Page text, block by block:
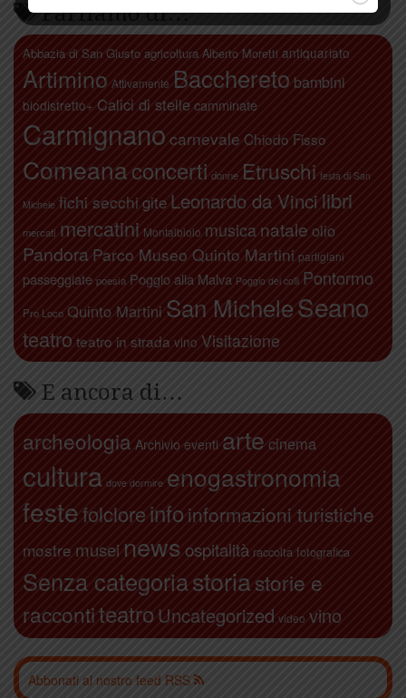
Parliamo di…
Abbazia di San Giusto agricoltura Alberto Moretti antiquariato
Artimino Attivamente Bacchereto bambini
biodistretto+ Calici di stelle camminate
Carmignano carnevale Chiodo Fisso
Comeanaconcerti donne Etruschi festa di San
Michele fichi secchi gite Leonardo da Vinci libri
mercati mercatini Montalbiolo musica natale olio
Pandora Parco Museo Quinto Martini partigiani
passeggiate poesia Poggio alla Malva Poggio dei colli Pontormo
Pro Loco Quinto Martini San MicheleSeano
teatro teatro in strada vino Visitazione
E ancora di…
archeologia Archivio eventi arte cinema
cultura dove dormire enogastronomia
festefolcloreinfo informazioni turistiche
mostre musei news ospitalità raccolta fotografica
Senza categoriastoriastorie e
raccontiteatro Uncategorized video vino
Abbonati al nostro feed RSS